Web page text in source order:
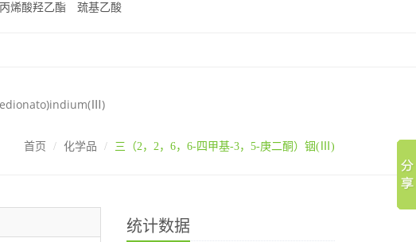
烯酸羟乙酯 巯基乙酸
首页 化学品 三（2，2，6，6-四甲基-3，5-庚二酮）铟(Ⅲ)
统计数据